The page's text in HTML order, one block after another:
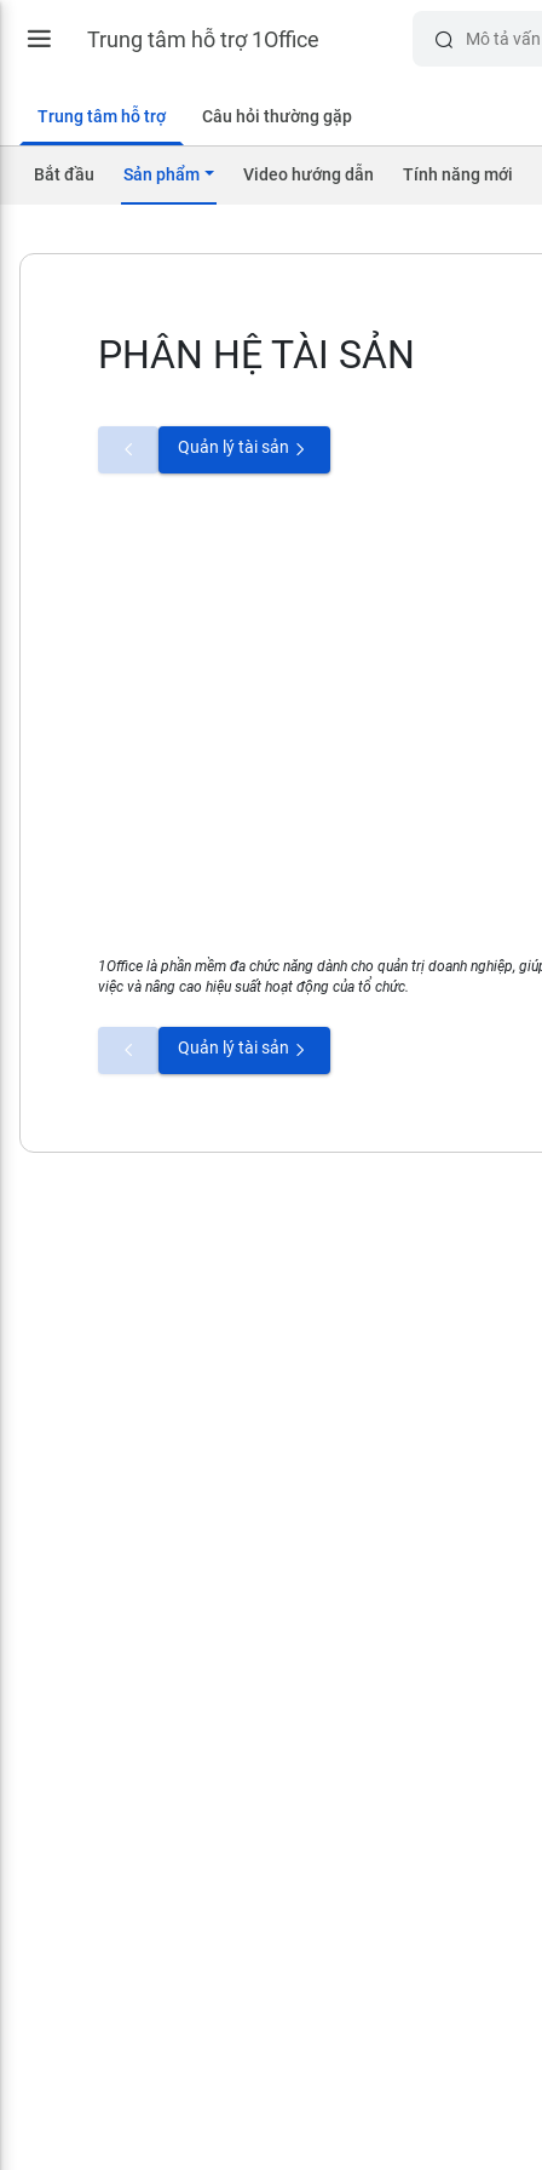
Trung tâm hỗ trợ 1Office
Trung tâm hỗ trợ Câu hỏi thường gặp
Bắt đầu Sản phẩm Video hướng dẫn Tính năng mới
PHÂN HỆ TÀI SẢN
Quản lý tài sản
1Office là phần mềm đa chức năng dành cho quản trị doanh nghiệp,
việc và nâng cao hiệu suất hoạt động của tổ chức.
Quản lý tài sản